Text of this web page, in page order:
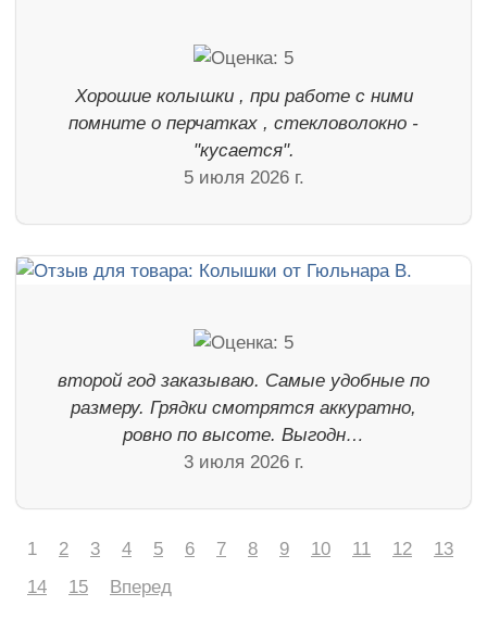
Хорошие колышки , при работе с ними
помните о перчатках , стекловолокно -
"кусается".
5 июля 2026 г.
второй год заказываю. Самые удобные по
размеру. Грядки смотрятся аккуратно,
ровно по высоте. Выгодн…
3 июля 2026 г.
1 2 3 4 5 6 7 8 9 10 11 12
13
14
15 Вперед